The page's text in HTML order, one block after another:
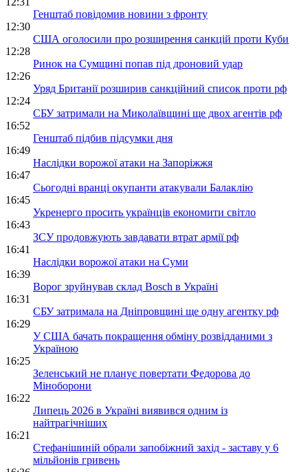
Генштаб повідомив новини з фронту
12:30
США оголосили про розширення санкцій проти Куби
12:28
Ринок на Сумщині попав під дроновий удар
12:26
Уряд Британії розширив санкційний список проти рф
12:24
СБУ затримали на Миколаївщині ще двох агентів рф
16:52
Генштаб підбив підсумки дня
16:49
Наслідки ворожої атаки на Запоріжжя
16:47
Сьогодні вранці окупанти атакували Балаклію
16:45
Укренерго просить українців економити світло
16:43
ЗСУ продовжують завдавати втрат армії рф
16:41
Наслідки ворожої атаки на Суми
16:39
Ворог зруйнував склад Bosch в Україні
16:31
СБУ затримала на Дніпровщині ще одну агентку рф
16:29
У США бачать покращення обміну розвідданими з
Україною
16:25
Зеленський не планує повертати Федорова до
Міноборони
16:22
Липець 2026 в Україні виявився одним із
найтрагічніших
16:21
Стефанішиній обрали запобіжний захід - заставу у 6
мільйонів гривень